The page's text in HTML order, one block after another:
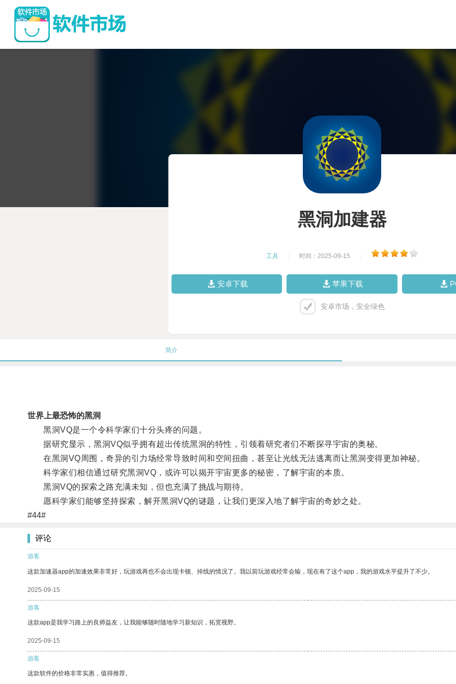
黑洞加建器
工具 时间：2025-09-15
安卓下载 苹果下载
安卓市场，安全绿色
简介
世界上最恐怖的黑洞
黑洞VQ是一个令科学家们十分头疼的问题。
据研究显示，黑洞VQ似乎拥有超出传统黑洞的特性，引领着研究者们不断探寻宇宙的奥秘。
在黑洞VQ周围，奇异的引力场经常导致时间和空间扭曲，甚至让光线无法逃离而让黑洞变得更加神秘。
科学家们相信通过研究黑洞VQ，或许可以揭开宇宙更多的秘密，了解宇宙的本质。
黑洞VQ的探索之路充满未知，但也充满了挑战与期待。
愿科学家们能够坚持探索，解开黑洞VQ的谜题，让我们更深入地了解宇宙的奇妙之处。
#44#
评论
游客
这款加速器app的加速效果非常好，玩游戏再也不会出现卡顿、掉线的情况了。我以前玩游戏经常会输，现在有了这个app，我的游戏水平提升了不少。
2025-09-15
游客
这款app是我学习路上的良师益友，让我能够随时随地学习新知识，拓宽视野。
2025-09-15
游客
这款软件的价格非常实惠，值得推荐。